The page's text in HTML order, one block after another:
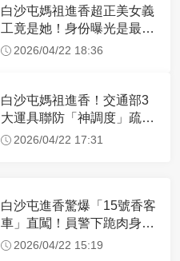
白沙屯媽祖進香超正美女義
工竟是她！身份曝光是最美
禮生 一輩子不結婚
2026/04/22 18:36
白沙屯媽祖進香！交通部3
大運具聯防「神調度」疏運
32.1萬創新高
2026/04/22 17:31
白沙屯進香驚爆「15號香客
車」直闖！員警下跪肉身擋
車：讓行人先過
2026/04/22 15:19